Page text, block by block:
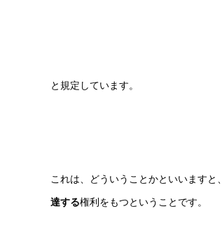
と規定しています。
これは、どういうことかといいますと、
達する権利をもつということです。